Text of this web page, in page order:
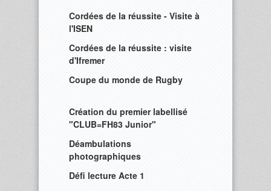
Cordées de la réussite - Visite à
l'ISEN
Cordées de la réussite : visite
d'Ifremer
Coupe du monde de Rugby
Création du premier labellisé
"CLUB=FH83 Junior"
Déambulations
photographiques
Défi lecture Acte 1